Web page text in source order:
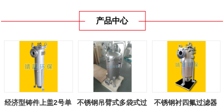
我司过滤器已远销欧美和亚太地区的诸多国家和地区。同时也
产品中心
经济型铸件上盖2号单
不锈钢吊臂式多袋式过
不锈钢衬四氟过滤器